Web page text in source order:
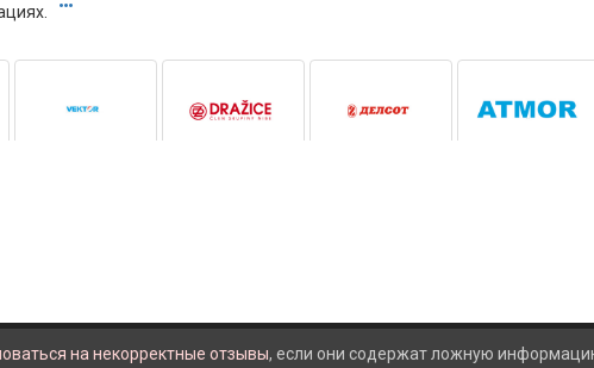
на некорректные отзывы, если они содержат ложную